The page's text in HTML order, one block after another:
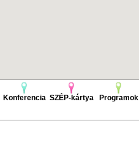
Konferencia SZÉP-kártya Programok